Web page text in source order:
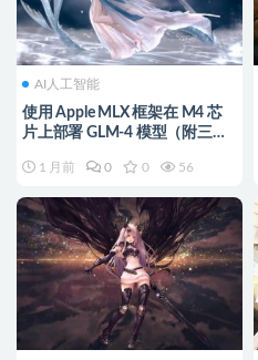
AI人工智能
使用 Apple MLX 框架在 M4 芯
片上部署 GLM-4 模型（附三种
1 月前 0 0 56